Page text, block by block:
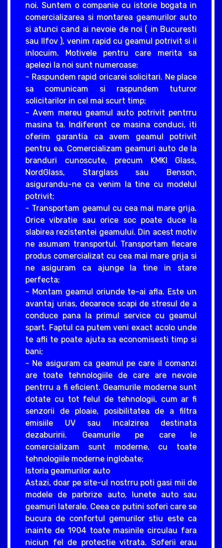
noi. Suntem o companie cu istorie bogata in
comercializarea si montarea geamurilor auto
si atunci cand ai nevoie de noi ( in Bucuresti
sau Ilfov ), venim rapid cu geamul potrivit si il
inlocuim. Motivele pentru care merita sa
apelezi la noi sunt numeroase:
- Raspundem rapid oricarei solicitari. Ne place
sa comunicam si raspundem tuturor
solicitarilor in cel mai scurt timp;
- Avem mereu geamul auto potrivit pentrru
masina ta. Indiferent ce masina conduci, iti
oferim garantia ca avem geamul potrivit
pentru ea. Comercializam geamuri auto de la
branduri cunoscute, precum KMKI Glass,
NordGlass, Starglass sau Benson,
asigurandu-ne ca venim la tine cu modelul
potrivit;
- Transportam geamul cu cea mai mare grija.
Orice vibratie sau orice soc poate duce la
slabirea rezistentei geamului. Din acest motiv
ne asumam transportul. Transportam fiecare
produs comercializat cu cea mai mare grija si
ne asiguram ca ajunge la tine in stare
perfecta;
- Montam geamul oriunde te-ai afla. Este un
avantaj urias, deoarece scapi de stresul de a
conduce pana la primul service cu geamul
spart. Faptul ca putem veni exact acolo unde
te afli te poate ajuta sa economisesti timp si
bani;
- Ne asiguram ca geamul pe care il comanzi
are toate tehnologiile de care are nevoie
pentrru a fi eficient. Geamurile moderne sunt
dotate cu tot felul de tehnologii, cum ar fi
senzorii de ploaie, posibilitatea de a filtra
emisiile UV sau incalzirea destinata
dezaburirii. Geamurile pe care le
comercializam sunt moderne, cu toate
tehnologiile moderne inglobate;
Istoria geamurilor auto
Astazi, doar pe site-ul nostrru poti gasi mii de
modele de parbrize auto, lunete auto sau
geamuri laterale. Ceea ce putini soferi care se
bucura de confortul gemurilor stiu este ca
inainte de 1904 toate masinile circulau fara
niciun fel de protectie vitrata. Soferii erau